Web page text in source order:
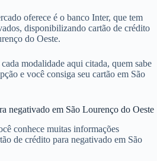
oferece é o banco Inter, que tem
disponibilizando cartão de crédito
do Oeste.
modalidade aqui citada, quem sabe
e você consiga seu cartão em São
negativado em São Lourenço do Oeste
conhece muitas informações
de crédito para negativado em São